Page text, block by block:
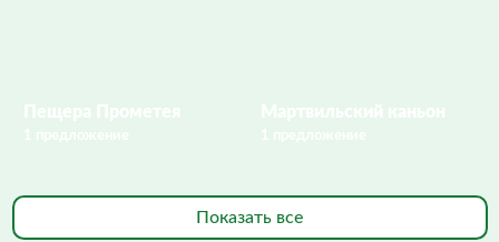
Показать все